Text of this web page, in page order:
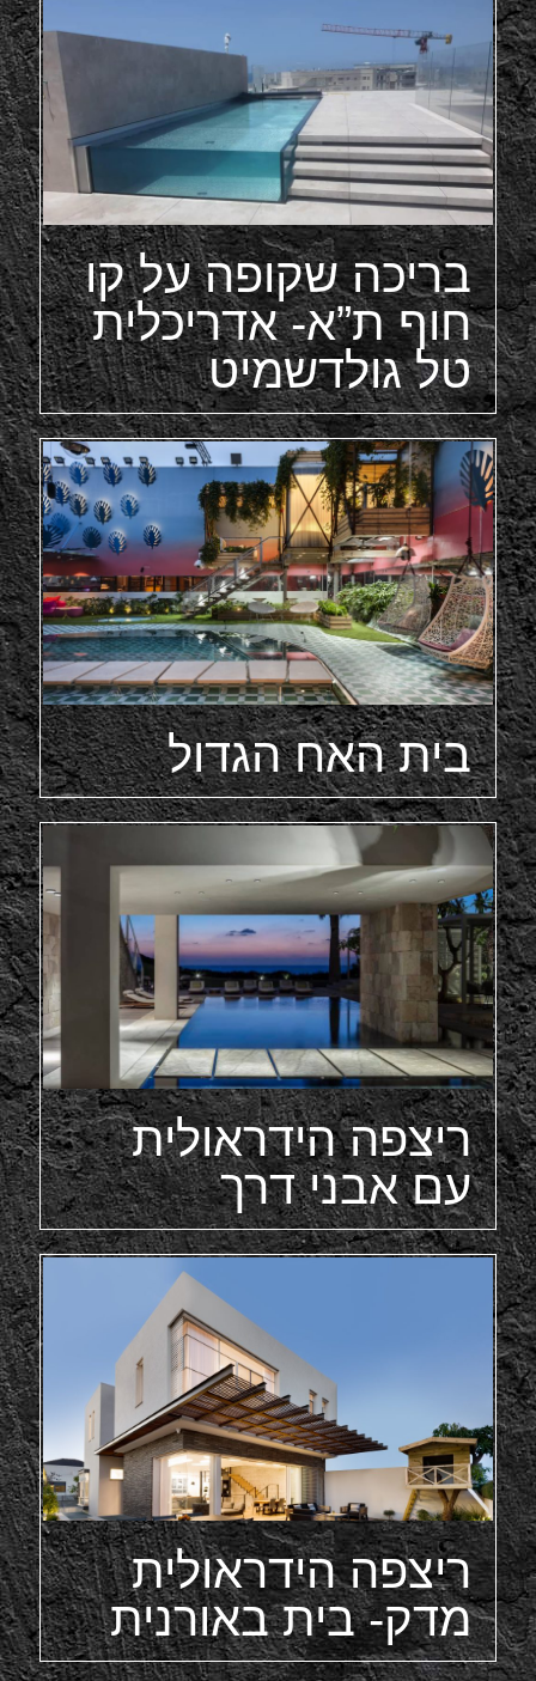
בריכה שקופה על קו
חוף ת”א- אדריכלית
טל גולדשמיט
בית האח הגדול
ריצפה הידראולית
עם אבני דרך
ריצפה הידראולית
מדק- בית באורנית